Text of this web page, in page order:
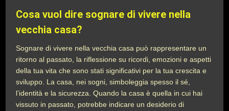
Cosa vuol dire sognare di vivere nella
vecchia casa?
Sognare di vivere nella vecchia casa può rappresentare un
ritorno al passato, la riflessione su ricordi, emozioni e aspetti
della tua vita che sono stati significativi per la tua crescita e
sviluppo. La casa, nei sogni, simboleggia spesso il sé,
l’identità e la sicurezza. Quando la casa è quella in cui hai
vissuto in passato, potrebbe indicare un desiderio di